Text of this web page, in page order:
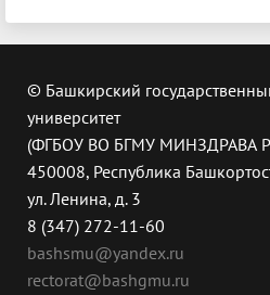
© Башкирский
университет
(ФГБОУ ВО БГМУ МИНЗДРАВА
450008, Республика
ул. Ленина, д. 3
8 (347) 272-11-60
bashsmu@yandex.ru
rectorat@bashgmu.ru